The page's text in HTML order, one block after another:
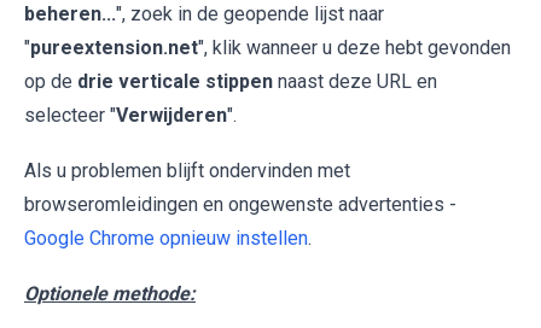
beheren...", zoek in de geopende lijst naar
"pureextension.net", klik wanneer u deze hebt gevonden
op de drie verticale stippen naast deze URL en
selecteer "Verwijderen".
Als u problemen blijft ondervinden met
browseromleidingen en ongewenste advertenties -
Google Chrome opnieuw instellen.
Optionele methode: